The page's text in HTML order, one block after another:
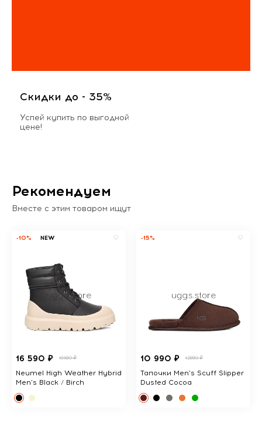
Скидки до - 35%
Успей купить по выгодной
цене!
Рекомендуем
Вместе с этим товаром ищут
-10% NEW
16 590 ₽ 18380 ₽
Neumel High Weather Hybrid
Men's Black / Birch
-15%
10 990 ₽ 12890 ₽
Тапочки Men's Scuff Slipper
Dusted Cocoa